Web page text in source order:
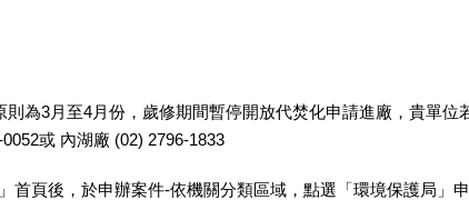
則為3月至4月份，歲修期間暫停開放代焚化申請進廠，貴單
或 內湖廠 (02) 2796-1833
」首頁後，於申辦案件-依機關分類區域，點選「環境保護局」